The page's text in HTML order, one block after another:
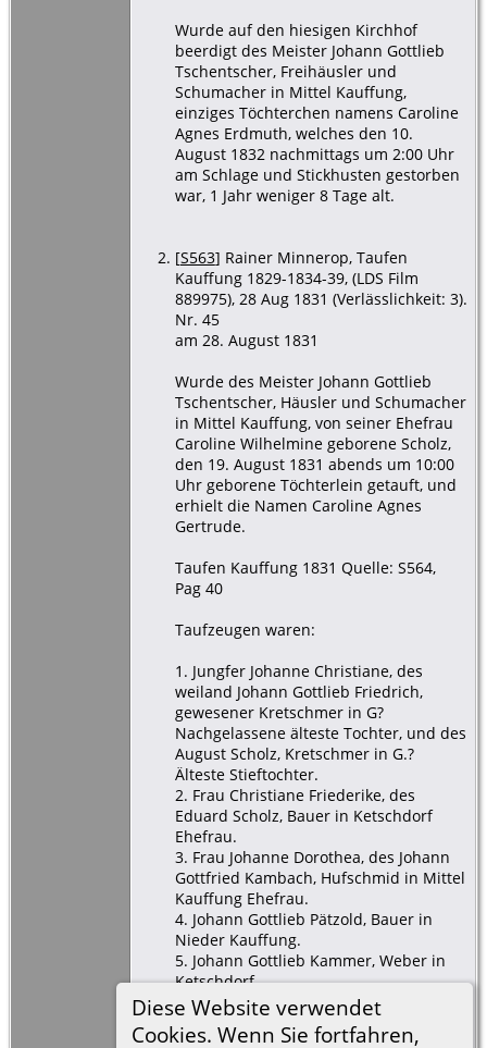
Diese Website verwendet
Cookies. Wenn Sie fortfahren,
- 12 Aug
1832 -
Kauffung,
Kreis
Goldberg,
Schlesien
Wurde auf den hiesigen Kirchhof
beerdigt des Meister Johann Gottlieb
Tschentscher, Freihäusler und
Schumacher in Mittel Kauffung,
einziges Töchterchen namens Caroline
Agnes Erdmuth, welches den 10.
August 1832 nachmittags um 2:00 Uhr
am Schlage und Stickhusten gestorben
war, 1 Jahr weniger 8 Tage alt.
[S563] Rainer Minnerop, Taufen
Kauffung 1829-1834-39, (LDS Film
889975), 28 Aug 1831 (Verlässlichkeit: 3).
Nr. 45
am 28. August 1831
Wurde des Meister Johann Gottlieb
Tschentscher, Häusler und Schumacher
in Mittel Kauffung, von seiner Ehefrau
Caroline Wilhelmine geborene Scholz,
den 19. August 1831 abends um 10:00
Uhr geborene Töchterlein getauft, und
erhielt die Namen Caroline Agnes
Gertrude.
Taufen Kauffung 1831 Quelle: S564,
Pag 40
Taufzeugen waren:
1. Jungfer Johanne Christiane, des
weiland Johann Gottlieb Friedrich,
gewesener Kretschmer in G?
Nachgelassene älteste Tochter, und des
August Scholz, Kretschmer in G.?
Älteste Stieftochter.
2. Frau Christiane Friederike, des
Eduard Scholz, Bauer in Ketschdorf
Ehefrau.
3. Frau Johanne Dorothea, des Johann
Gottfried Kambach, Hufschmid in Mittel
Kauffung Ehefrau.
4. Johann Gottlieb Pätzold, Bauer in
Nieder Kauffung.
5. Johann Gottlieb Kammer, Weber in
Ketschdorf.
6. Johann Gottlieb Friemelt, Bauer in
Nieder Kauffung.